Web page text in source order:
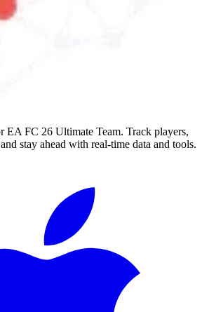
EA FC 26 Ultimate Team. Track players,
stay ahead with real-time data and tools.